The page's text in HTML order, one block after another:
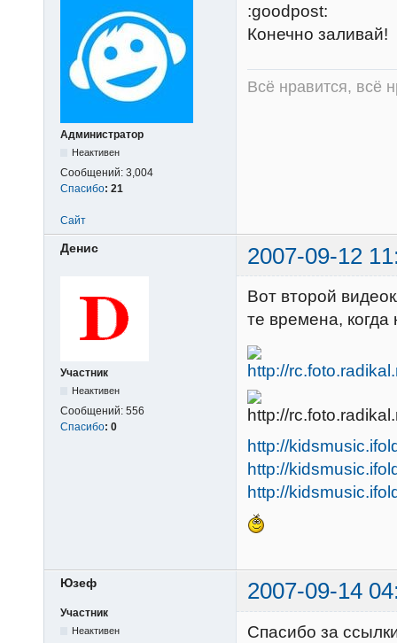
Администратор
Неактивен
Сообщений: 3,004
Спасибо: 21
:goodpost:
Конечно заливай!
Всё нравится, всё
Сайт
Денис 2007-09-12
Участник
Неактивен
Сообщений: 556
Спасибо: 0
Вот второй
те времена, когда
http://
http://
http://
Юзеф 2007-09-14
Участник
Неактивен
Спасибо за